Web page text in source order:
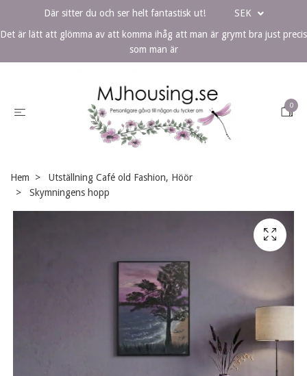
Där sitter du och ser helt fantastisk ut!
SEK
Det är lätt att glömma av att komma ihåg att man är grymt bra just precis
som man är
0
Hem
Utställning Café old Fashion, Höör
Skymningens hopp